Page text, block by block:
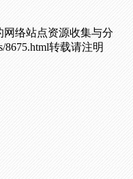
络站点资源收集与分
8675.html转载请注明